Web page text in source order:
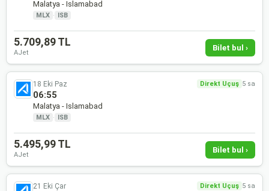
Malatya - Islamabad
MLX · ISB
5.709,89 TL
AJet
Bilet bul ›
18 Eki Paz Direkt Uçuş 5 sa
06:55
Malatya - Islamabad
MLX · ISB
5.495,99 TL
AJet
Bilet bul ›
21 Eki Çar Direkt Uçuş 5 sa